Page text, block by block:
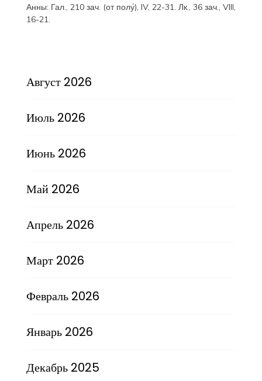
Анны: Гал., 210 зач. (от полу́), IV, 22-31. Лк., 36 зач., VIII,
16-21.
Август 2026
Июль 2026
Июнь 2026
Май 2026
Апрель 2026
Март 2026
Февраль 2026
Январь 2026
Декабрь 2025